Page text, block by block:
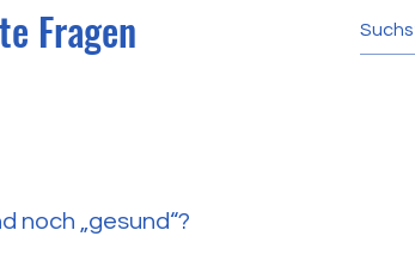
Fragen
noch „gesund“?